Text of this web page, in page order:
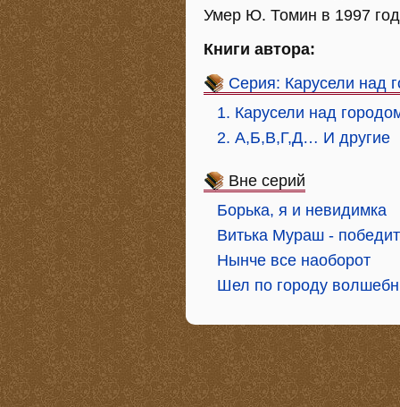
Умер Ю. Томин в 1997
Книги автора:
Серия: Карусели над
1. Карусели над
2. А,Б,В,Г,Д… И другие
Вне серий
Борька, я и невидимка
Витька Мураш -
Нынче все наоборот
Шел по городу